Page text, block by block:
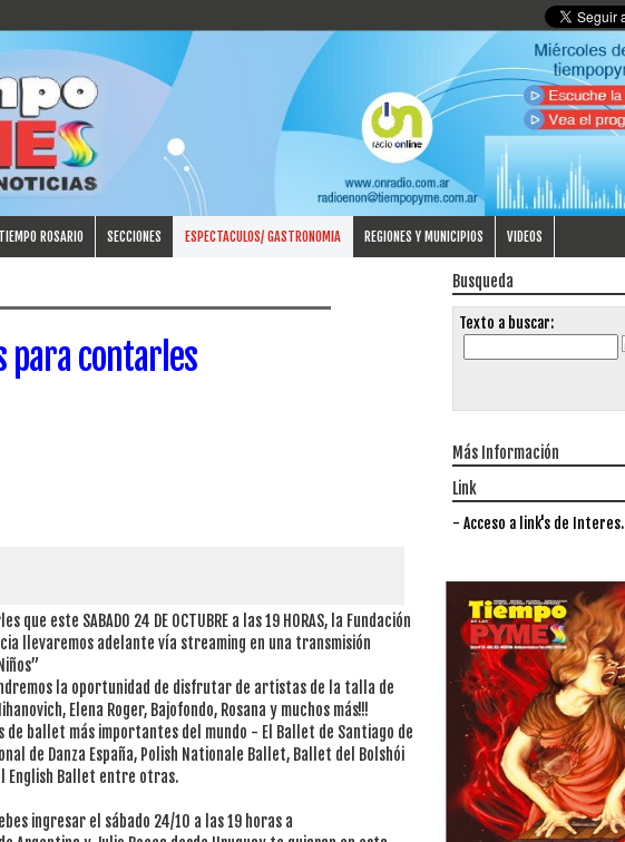
TIEMPO ROSARIO SECCIONES ESPECTACULOS/ GASTRONOMIA REGIONES Y MUNICIPIOS VIDEOS
para contarles
este SABADO 24 DE OCTUBRE a las 19 HORAS, la Fundación
llevaremos adelante vía streaming en una transmisión
la oportunidad de disfrutar de artistas de la talla de
Elena Roger, Bajofondo, Rosana y muchos más!!!
de ballet más importantes del mundo - El Ballet de Santiago de
de Danza España, Polish Nationale Ballet, Ballet del Bolshói
English Ballet entre otras.
ingresar el sábado 24/10 a las 19 horas a
Busqueda
Texto a buscar:
Más Información
Link
- Acceso a link's de Interes.